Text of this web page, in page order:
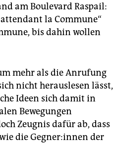
am Boulevard Raspail:
la Commune“
bis dahin wollen
mehr als die Anrufung
nicht herauslesen lässt,
Ideen sich damit in
Bewegungen
Zeugnis dafür ab, dass
die Geg­ne­r:in­nen der